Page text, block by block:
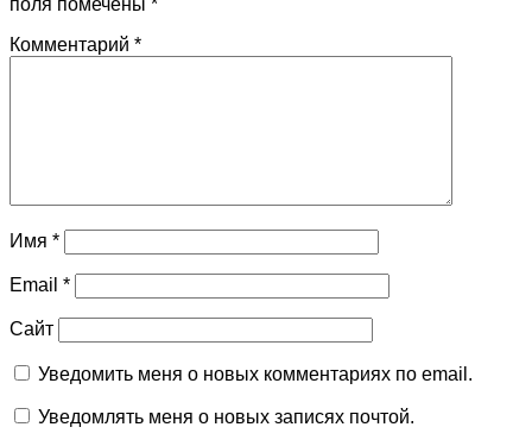
поля помечены *
Комментарий *
Имя *
Email *
Сайт
Уведомить меня о новых комментариях по email.
Уведомлять меня о новых записях почтой.